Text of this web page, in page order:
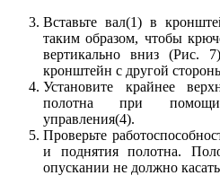
Вставьте вал(1) в
таким образом, чтобы
вертикально вниз (Рис.
кронштейн с другой
Установите крайнее
полотна при
управления(4).
Проверьте
и поднятия полотна.
опускании не должно